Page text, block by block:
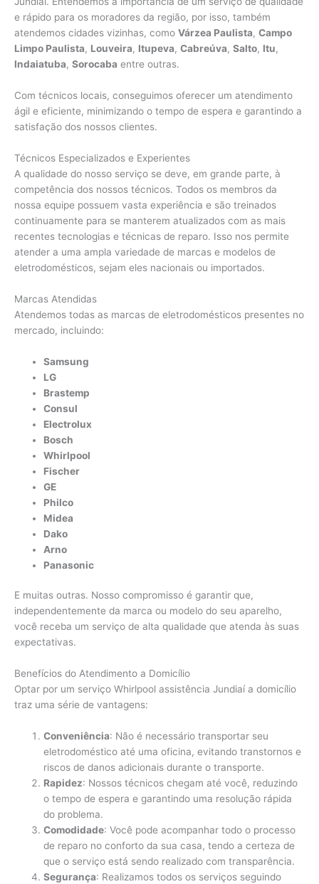
e rápido para os moradores da região, por isso, também
atendemos cidades vizinhas, como Várzea Paulista, Campo
Limpo Paulista, Louveira, Itupeva, Cabreúva, Salto, Itu,
Indaiatuba, Sorocaba entre outras.
Com técnicos locais, conseguimos oferecer um atendimento
ágil e eficiente, minimizando o tempo de espera e garantindo a
satisfação dos nossos clientes.
Técnicos Especializados e Experientes
A qualidade do nosso serviço se deve, em grande parte, à
competência dos nossos técnicos. Todos os membros da
nossa equipe possuem vasta experiência e são treinados
continuamente para se manterem atualizados com as mais
recentes tecnologias e técnicas de reparo. Isso nos permite
atender a uma ampla variedade de marcas e modelos de
eletrodomésticos, sejam eles nacionais ou importados.
Marcas Atendidas
Atendemos todas as marcas de eletrodomésticos presentes no
mercado, incluindo:
Samsung
LG
Brastemp
Consul
Electrolux
Bosch
Whirlpool
Fischer
GE
Philco
Midea
Dako
Arno
Panasonic
E muitas outras. Nosso compromisso é garantir que,
independentemente da marca ou modelo do seu aparelho,
você receba um serviço de alta qualidade que atenda às suas
expectativas.
Benefícios do Atendimento a Domicílio
Optar por um serviço Whirlpool assistência Jundiaí a domicílio
traz uma série de vantagens:
Conveniência: Não é necessário transportar seu
eletrodoméstico até uma oficina, evitando transtornos e
riscos de danos adicionais durante o transporte.
Rapidez: Nossos técnicos chegam até você, reduzindo
o tempo de espera e garantindo uma resolução rápida
do problema.
Comodidade: Você pode acompanhar todo o processo
de reparo no conforto da sua casa, tendo a certeza de
que o serviço está sendo realizado com transparência.
Segurança: Realizamos todos os serviços seguindo